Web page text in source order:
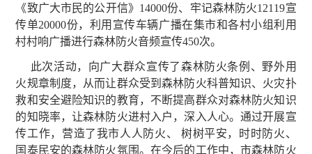
《致广大市民的公开信》14000份、牢记森林防火12119宣
传单20000份，利用宣传车辆广播在集市和各村小组利用
村村响广播进行森林防火音频宣传450次。
此次活动，向广大群众宣传了森林防火条例、野外用
火规章制度，从而让群众受到森林防火科普知识、火灾扑
救和安全避险知识的教育，不断提高群众对森林防火知识
的知晓率，让森林防火进村入户，深入人心。通过开展宣
传工作，营造了我市人人防火、 树树平安，时时防火、
国泰民安的森林防火氛围。在今后的工作中，市森林防火